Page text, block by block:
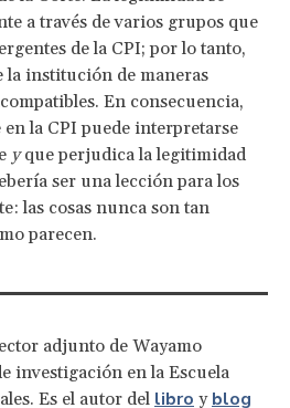
a través de varios grupos que
de la CPI; por lo tanto,
la institución de maneras
En consecuencia,
en la CPI puede interpretarse
yque perjudica la legitimidad
ser una lección para los
las cosas nunca son tan
parecen.
adjunto de Wayamo
investigación en la Escuela
Es el autor del libro y blog